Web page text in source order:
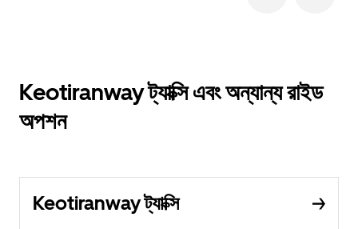
Keotiranway ট্যাক্সি এবং অন্যান্য রাইড
অপশন
Keotiranway ট্যাক্সি